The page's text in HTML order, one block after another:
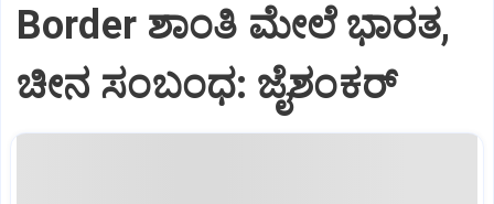
Border ಶಾಂತಿ ಮೇಲೆ ಭಾರತ,
ಚೀನ ಸಂಬಂಧ: ಜೈಶಂಕರ್‌